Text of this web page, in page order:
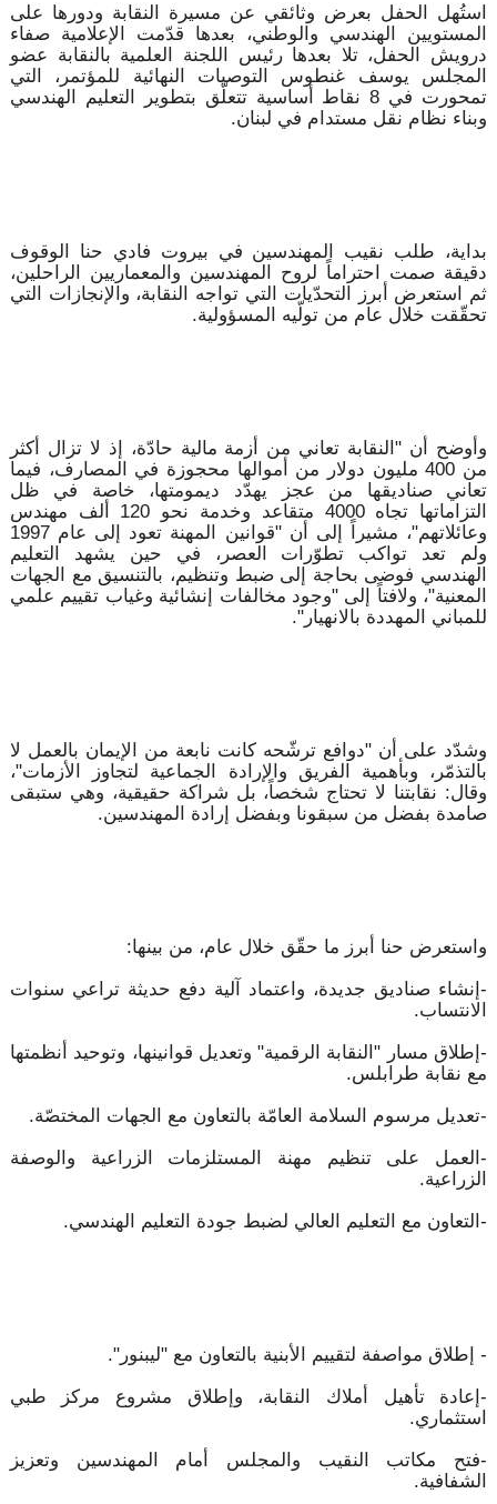
استُهل الحفل بعرض وثائقي عن مسيرة النقابة ودورها على
المستويين الهندسي والوطني، بعدها قدّمت الإعلامية صفاء
درويش الحفل، تلا بعدها رئيس اللجنة العلمية بالنقابة عضو
المجلس يوسف غنطوس التوصيات النهائية للمؤتمر، التي
تمحورت في 8 نقاط أساسية تتعلّق بتطوير التعليم الهندسي
وبناء نظام نقل مستدام في لبنان.
بداية، طلب نقيب المهندسين في بيروت فادي حنا الوقوف
دقيقة صمت احتراماً لروح المهندسين والمعماريين الراحلين،
ثم استعرض أبرز التحدّيات التي تواجه النقابة، والإنجازات التي
تحقّقت خلال عام من تولّيه المسؤولية.
وأوضح أن "النقابة تعاني من أزمة مالية حادّة، إذ لا تزال أكثر
من 400 مليون دولار من أموالها محجوزة في المصارف، فيما
تعاني صناديقها من عجز يهدّد ديمومتها، خاصة في ظل
التزاماتها تجاه 4000 متقاعد وخدمة نحو 120 ألف مهندس
وعائلاتهم"، مشيراً إلى أن "قوانين المهنة تعود إلى عام 1997
ولم تعد تواكب تطوّرات العصر، في حين يشهد التعليم
الهندسي فوضى بحاجة إلى ضبط وتنظيم، بالتنسيق مع الجهات
المعنية"، ولافتاً إلى "وجود مخالفات إنشائية وغياب تقييم علمي
للمباني المهددة بالانهيار".
وشدّد على أن "دوافع ترشّحه كانت نابعة من الإيمان بالعمل لا
بالتذمّر، وبأهمية الفريق والإرادة الجماعية لتجاوز الأزمات"،
وقال: نقابتنا لا تحتاج شخصاً، بل شراكة حقيقية، وهي ستبقى
صامدة بفضل من سبقونا وبفضل إرادة المهندسين.
واستعرض حنا أبرز ما حقّق خلال عام، من بينها:
-إنشاء صناديق جديدة، واعتماد آلية دفع حديثة تراعي سنوات
الانتساب.
-إطلاق مسار "النقابة الرقمية" وتعديل قوانينها، وتوحيد أنظمتها
مع نقابة طرابلس.
-تعديل مرسوم السلامة العامّة بالتعاون مع الجهات المختصّة.
-العمل على تنظيم مهنة المستلزمات الزراعية والوصفة
الزراعية.
-التعاون مع التعليم العالي لضبط جودة التعليم الهندسي.
- إطلاق مواصفة لتقييم الأبنية بالتعاون مع "ليبنور".
-إعادة تأهيل أملاك النقابة، وإطلاق مشروع مركز طبي
استثماري.
-فتح مكاتب النقيب والمجلس أمام المهندسين وتعزيز
الشفافية.